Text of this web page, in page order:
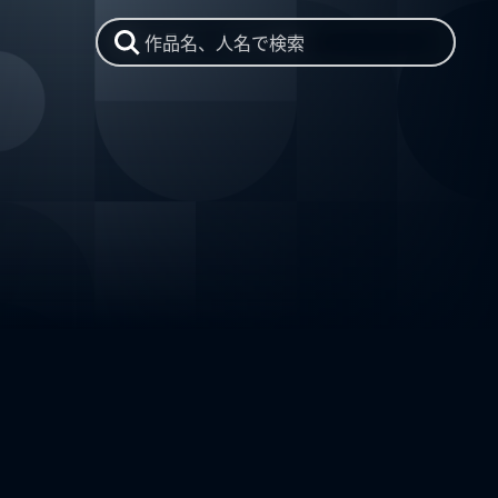
作品名、人名で検索